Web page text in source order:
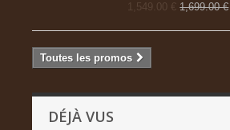
1,549.00 €1,699.00 €
Toutes les promos
DÉJÀ VUS